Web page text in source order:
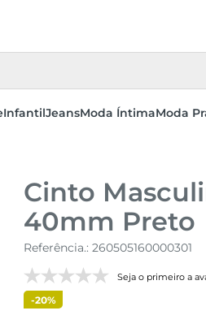
InfantilJeansModa ÍntimaModa
Cinto
40mm Preto
Referência.: 260505160000301
Seja o primeiro a
-20%